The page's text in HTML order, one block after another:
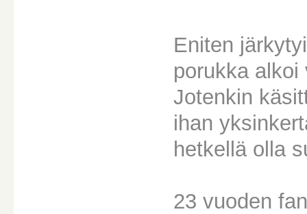
Eniten
porukka
Jotenkin
ihan
hetkellä olla
23 vuoden